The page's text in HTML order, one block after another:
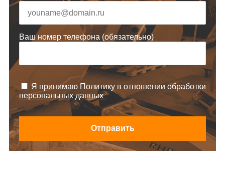
Ваш номер телефона (обязательно)
Я принимаю Политику в отношении обработки
персональных данных
Отправить